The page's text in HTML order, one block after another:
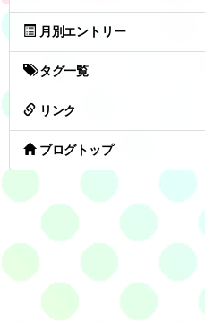
月別エントリー
タグ一覧
リンク
ブログトップ